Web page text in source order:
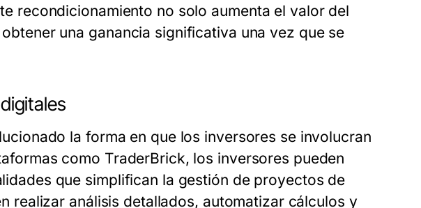
recondicionamiento no solo aumenta el valor del
una ganancia significativa una vez que se
la forma en que los inversores se involucran
como TraderBrick, los inversores pueden
que simplifican la gestión de proyectos de
realizar análisis detallados, automatizar cálculos y